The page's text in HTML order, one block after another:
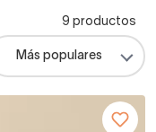
9 productos